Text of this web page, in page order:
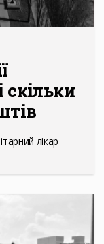
скільки
лікар